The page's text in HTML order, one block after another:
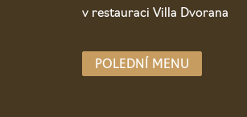
v restauraci Villa Dvorana
POLEDNÍ MENU